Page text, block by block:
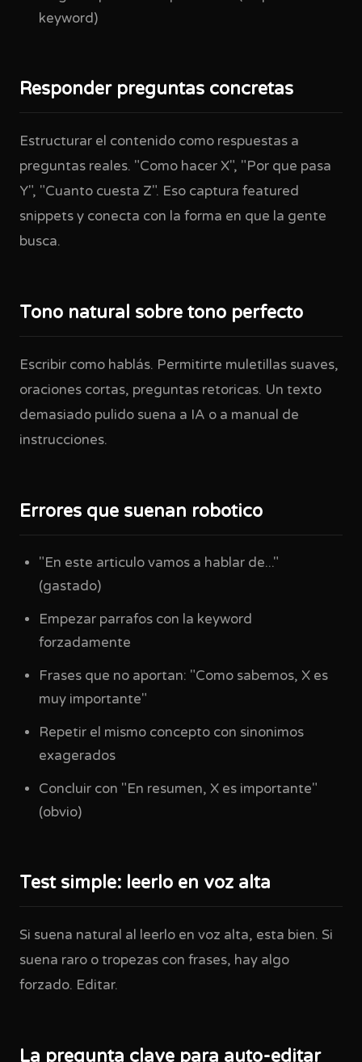
keyword)
Responder preguntas concretas
Estructurar el contenido como respuestas a
preguntas reales. "Como hacer X", "Por que pasa
Y", "Cuanto cuesta Z". Eso captura featured
snippets y conecta con la forma en que la gente
busca.
Tono natural sobre tono perfecto
Escribir como hablás. Permitirte muletillas suaves,
oraciones cortas, preguntas retoricas. Un texto
demasiado pulido suena a IA o a manual de
instrucciones.
Errores que suenan robotico
"En este articulo vamos a hablar de..."
(gastado)
Empezar parrafos con la keyword
forzadamente
Frases que no aportan: "Como sabemos, X es
muy importante"
Repetir el mismo concepto con sinonimos
exagerados
Concluir con "En resumen, X es importante"
(obvio)
Test simple: leerlo en voz alta
Si suena natural al leerlo en voz alta, esta bien. Si
suena raro o tropezas con frases, hay algo
forzado. Editar.
La pregunta clave para auto-editar